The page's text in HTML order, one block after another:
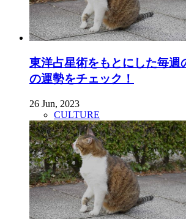
東洋占星術をもとにした毎週
の運勢をチェック！
26 Jun, 2023
CULTURE